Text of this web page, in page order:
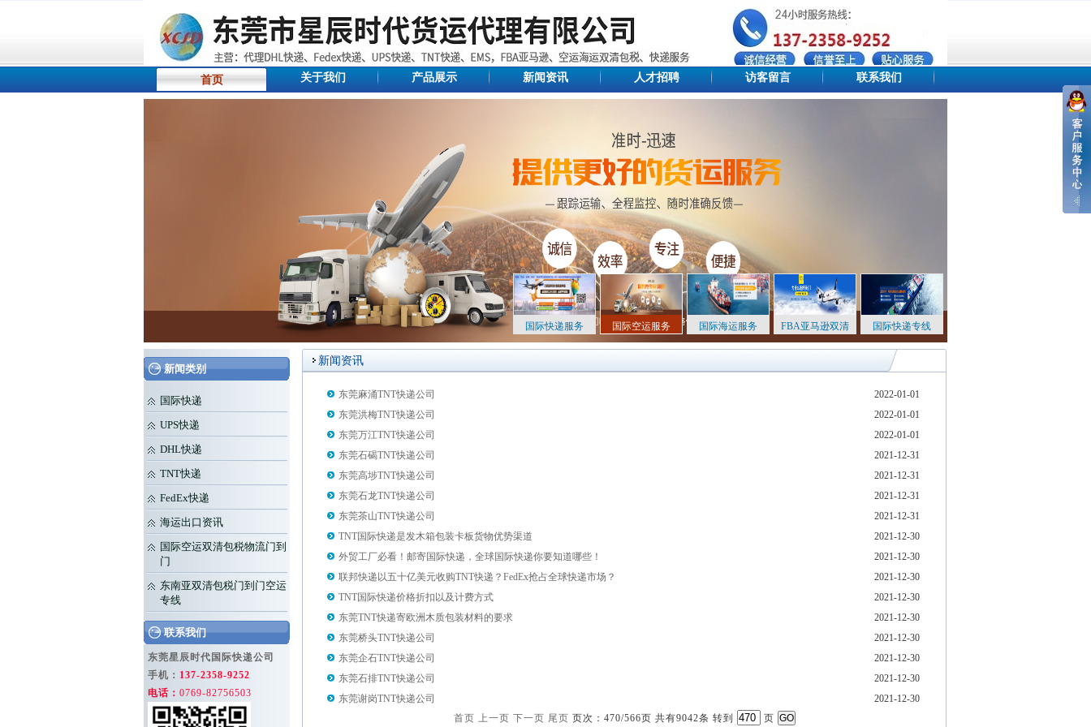
首页 关于我们 产品展示 新闻资讯 人才招聘 访客留言 联系我们
国际快递服务 国际空运服务 国际海运服务 FBA亚马逊双清 国际快递专线
新闻类别
国际快递
UPS快递
DHL快递
TNT快递
FedEx快递
海运出口资讯
国际空运双清包税物流门到
门
东南亚双清包税门到门空运
专线
联系我们
东莞星辰时代国际快递公司
手机： 137-2358-9252
电话： 0769-82756503
新闻资讯
东莞麻涌TNT快递公司
2022-01-01
东莞洪梅TNT快递公司
2022-01-01
东莞万江TNT快递公司
2022-01-01
东莞石碣TNT快递公司
2021-12-31
东莞高埗TNT快递公司
2021-12-31
东莞石龙TNT快递公司
2021-12-31
东莞茶山TNT快递公司
2021-12-31
TNT国际快递是发木箱包装卡板货物优势渠道
2021-12-30
外贸工厂必看！邮寄国际快递，全球国际快递你要知道哪些！
2021-12-30
联邦快递以五十亿美元收购TNT快递？FedEx抢占全球快递市场？
2021-12-30
TNT国际快递价格折扣以及计费方式
2021-12-30
东莞TNT快递寄欧洲木质包装材料的要求
2021-12-30
东莞桥头TNT快递公司
2021-12-30
东莞企石TNT快递公司
2021-12-30
东莞石排TNT快递公司
2021-12-30
东莞谢岗TNT快递公司
2021-12-30
首页 上一页 下一页 尾页 页次：470/566页 共有9042条 转到 页